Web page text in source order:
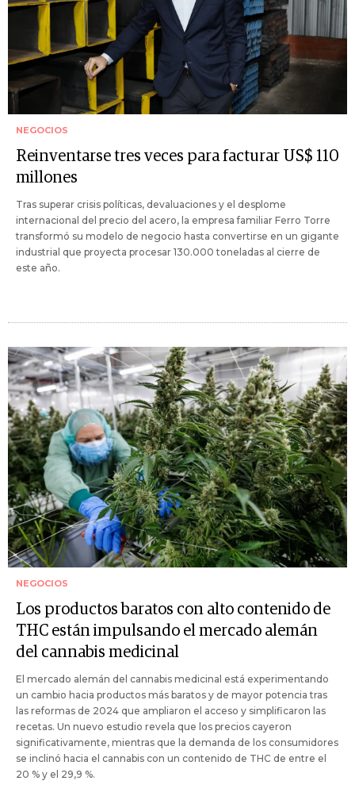
NEGOCIOS
Reinventarse tres veces para facturar US$ 110
millones
Tras superar crisis políticas, devaluaciones y el desplome
internacional del precio del acero, la empresa familiar Ferro Torre
transformó su modelo de negocio hasta convertirse en un gigante
industrial que proyecta procesar 130.000 toneladas al cierre de
este año.
NEGOCIOS
Los productos baratos con alto contenido de
THC están impulsando el mercado alemán
del cannabis medicinal
El mercado alemán del cannabis medicinal está experimentando
un cambio hacia productos más baratos y de mayor potencia tras
las reformas de 2024 que ampliaron el acceso y simplificaron las
recetas. Un nuevo estudio revela que los precios cayeron
significativamente, mientras que la demanda de los consumidores
se inclinó hacia el cannabis con un contenido de THC de entre el
20 % y el 29,9 %.